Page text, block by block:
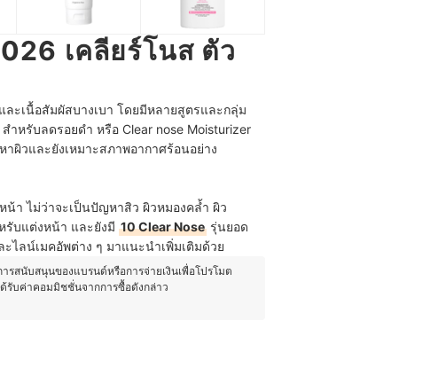
เคลียร์โนส ตัว
ะเนื้อสัมผัสบางเบา โดยมีหลายสูตรและกลุ่ม
หรับลดรอยดำ หรือ Clear nose Moisturizer
วและยังเหมาะสภาพอากาศร้อนอย่าง
น้า ไม่ว่าจะเป็นปัญหาสิว ผิวหมองคล้ำ ผิว
รับแต่งหน้า และยังมี 10 Clear Nose รุ่นยอด
ไลน์เมคอัพต่าง ๆ มาแนะนำเพิ่มเติมด้วย
รสนับสนุนของแบรนด์หรือการจ่ายเงินเพื่อโปรโมต
รับค่าคอมมิชชั่นจากการซื้อดังกล่าว